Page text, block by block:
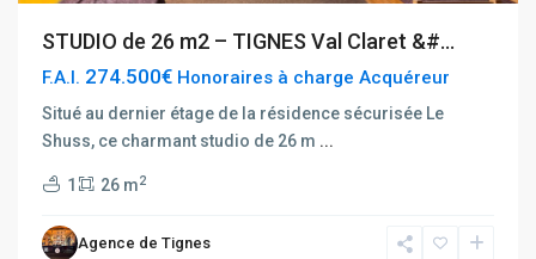
STUDIO de 26 m2 – TIGNES Val Claret &#...
F.A.I. 274.500€ Honoraires à charge Acquéreur
Situé au dernier étage de la résidence sécurisée Le
Shuss, ce charmant studio de 26 m ...
1 26 m2
Agence de Tignes
Hauts
du
Val